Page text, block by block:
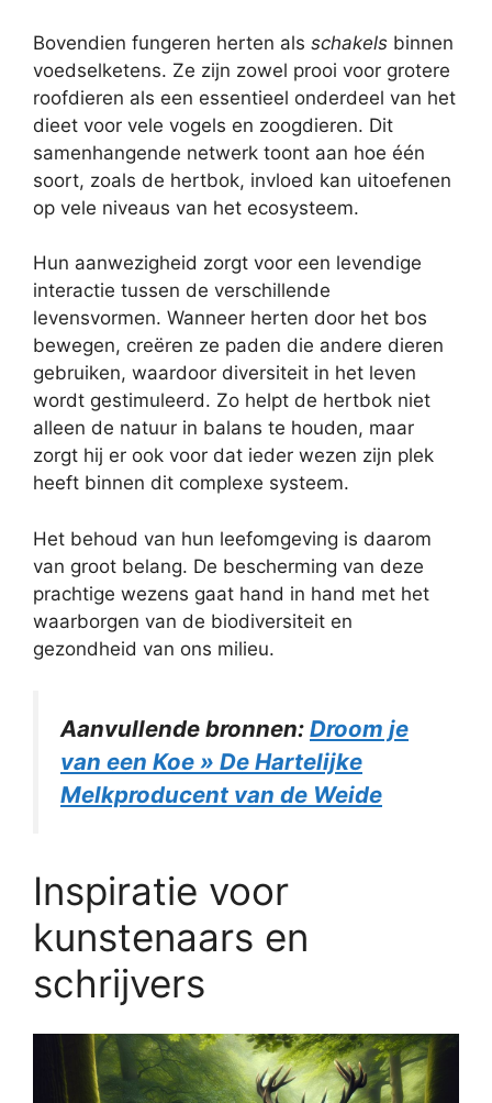
Bovendien fungeren herten als schakels binnen
voedselketens. Ze zijn zowel prooi voor grotere
roofdieren als een essentieel onderdeel van het
dieet voor vele vogels en zoogdieren. Dit
samenhangende netwerk toont aan hoe één
soort, zoals de hertbok, invloed kan uitoefenen
op vele niveaus van het ecosysteem.
Hun aanwezigheid zorgt voor een levendige
interactie tussen de verschillende
levensvormen. Wanneer herten door het bos
bewegen, creëren ze paden die andere dieren
gebruiken, waardoor diversiteit in het leven
wordt gestimuleerd. Zo helpt de hertbok niet
alleen de natuur in balans te houden, maar
zorgt hij er ook voor dat ieder wezen zijn plek
heeft binnen dit complexe systeem.
Het behoud van hun leefomgeving is daarom
van groot belang. De bescherming van deze
prachtige wezens gaat hand in hand met het
waarborgen van de biodiversiteit en
gezondheid van ons milieu.
Aanvullende bronnen: Droom je
van een Koe » De Hartelijke
Melkproducent van de Weide
Inspiratie voor
kunstenaars en
schrijvers